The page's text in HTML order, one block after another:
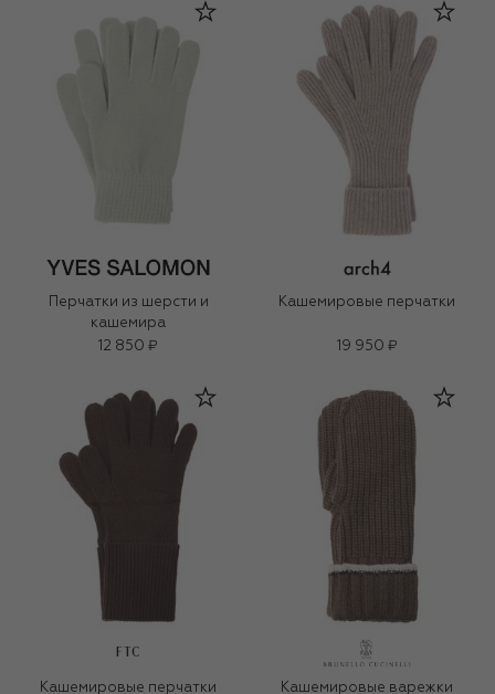
Перчатки из шерсти и
кашемира
12 850 ₽
Кашемировые перчатки
19 950 ₽
FTC
Кашемировые перчатки Кашемировые варежки